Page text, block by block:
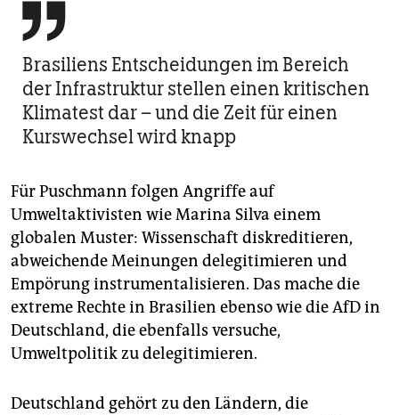

Brasiliens Entscheidungen im Bereich
der Infrastruktur stellen einen kritischen
Klimatest dar – und die Zeit für einen
Kurswechsel wird knapp
Für Puschmann folgen Angriffe auf
Umweltaktivisten wie Marina Silva einem
globalen Muster: Wissenschaft diskreditieren,
abweichende Meinungen delegitimieren und
Empörung instrumentalisieren. Das mache die
extreme Rechte in Brasilien ebenso wie die AfD in
Deutschland, die ebenfalls versuche,
Umweltpolitik zu delegitimieren.
Deutschland gehört zu den Ländern, die